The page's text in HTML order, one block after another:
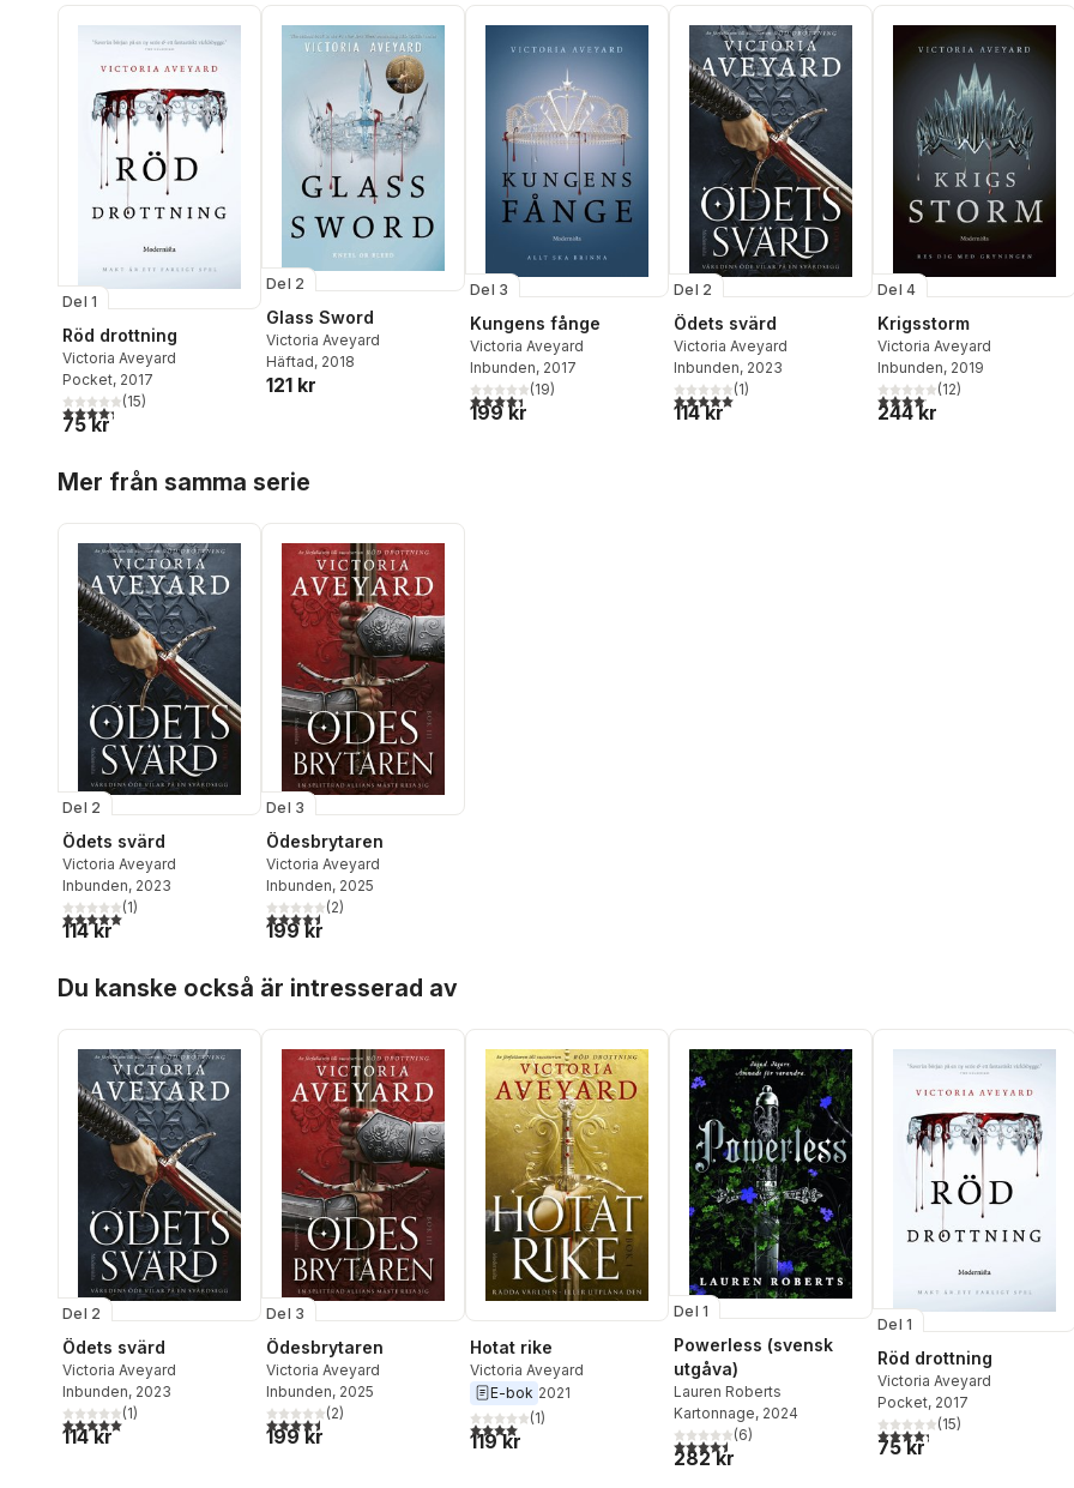
Del 1
Röd drottning
Victoria Aveyard
Pocket, 2017
4,3utav 5 stjärnor. Totalt antal röster:
(15)
75 kr
Del 2
Glass Sword
Victoria Aveyard
Häftad, 2018
121 kr
Del 3
Kungens fånge
Victoria Aveyard
Inbunden, 2017
4,4utav 5 stjärnor. Totalt antal röster:
(19)
199 kr
Del 2
Ödets svärd
Victoria Aveyard
Inbunden, 2023
5,0utav 5 stjärnor. Totalt antal röster:
(1)
114 kr
Del 4
Krigsstorm
Victoria Aveyard
Inbunden, 2019
4,1utav 5 stjärnor. Totalt
(12)
244 kr
Mer från samma serie
Del 2
Ödets svärd
Victoria Aveyard
Inbunden, 2023
5,0utav 5 stjärnor. Totalt antal röster:
(1)
114 kr
Del 3
Ödesbrytaren
Victoria Aveyard
Inbunden, 2025
4,5utav 5 stjärnor. Totalt antal röster:
(2)
199 kr
Du kanske också är intresserad av
Del 2
Ödets svärd
Victoria Aveyard
Inbunden, 2023
5,0utav 5 stjärnor. Totalt antal röster:
(1)
114 kr
Del 3
Ödesbrytaren
Victoria Aveyard
Inbunden, 2025
4,5utav 5 stjärnor. Totalt antal röster:
(2)
199 kr
Hotat rike
Victoria Aveyard
E-bok 2021
4,0utav 5 stjärnor. Totalt antal röster:
(1)
119 kr
Del 1
Powerless (svensk
utgåva)
Lauren Roberts
Kartonnage, 2024
4,5utav 5 stjärnor. Totalt antal röster:
(6)
282 kr
Del 1
Röd drottning
Victoria Aveyard
Pocket, 2017
4,3utav 5 stjärnor. Totalt
(15)
75 kr